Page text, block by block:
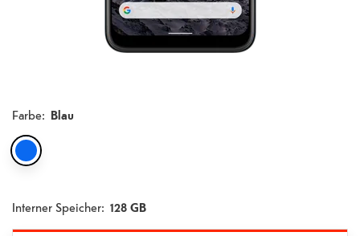
Farbe: Blau
Interner Speicher: 128 GB